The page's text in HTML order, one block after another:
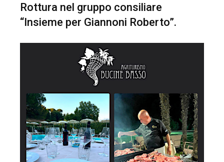
Rottura nel gruppo consiliare
“Insieme per Giannoni Roberto”.